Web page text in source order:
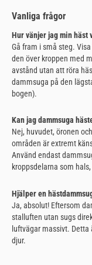
Vanliga frågor
Hur vänjer jag min häst
Gå fram i små steg.
den över kroppen med
avstånd utan att röra
dammsuga på den
bogen).
Kan jag dammsuga
Nej, huvudet, öronen
områden är extremt
Använd endast
kroppsdelarna som
Hjälper en
Ja, absolut! Eftersom
stalluften utan sugs
luftvägar massivt.
djur.